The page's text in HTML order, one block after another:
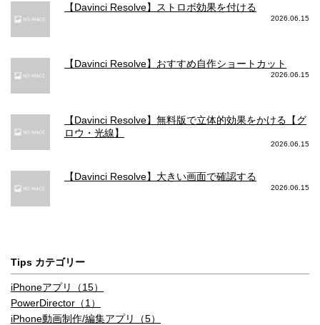
TRUE TONEフラッシュとスローシ
クアッドLED TRUE TONEフラッ
写真メインカメラ ポートレートモード
照明(モノ)・ハイキー照明(モノ)
次世代のスマートHDR(写真)
【Davinci Resolve】ストロボ効果を付ける
2026.06.15
【Davinci Resolve】おすすめ自作ショートカット
2026.06.15
【Davinci Resolve】無料版で立体的効果をかける【グ
ロウ・光線】
2026.06.15
【Davinci Resolve】大きい画面で確認する
2026.06.15
Tips カテゴリー
iPhoneアプリ（15）
PowerDirector（1）
iPhone動画制作/編集アプリ（5）